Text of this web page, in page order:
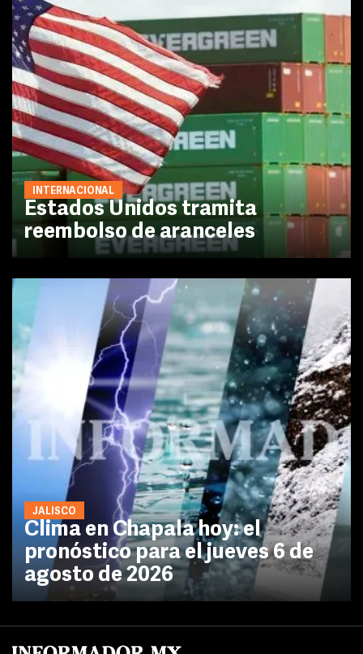
INTERNACIONAL
Estados Unidos tramita
reembolso de aranceles
JALISCO
Clima en Chapala hoy: el
pronóstico para el jueves 6 de
agosto de 2026